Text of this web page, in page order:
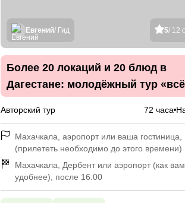
5/ 12
Евгений/ Гид
Более 20 локаций и 20 блюд в
Дагестане: молодёжный тур «всё
Авторский тур 72 часа
Махачкала, аэропорт или ваша гостиница,
(прилететь необходимо до этого времени)
Махачкала, Дербент или аэропорт (как вам
удобнее), после 16:00